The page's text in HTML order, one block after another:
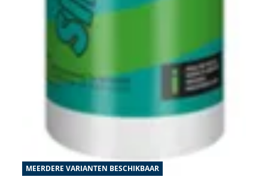
MEERDERE VARIANTEN BESCHIKBAAR